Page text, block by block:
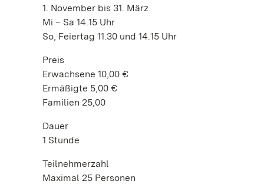
1. November bis 31. März
Mi – Sa 14.15 Uhr
So, Feiertag 11.30 und 14.15 Uhr
Preis
Erwachsene 10,00 €
Ermäßigte 5,00 €
Familien 25,00
Dauer
1 Stunde
Teilnehmerzahl
Maximal 25 Personen